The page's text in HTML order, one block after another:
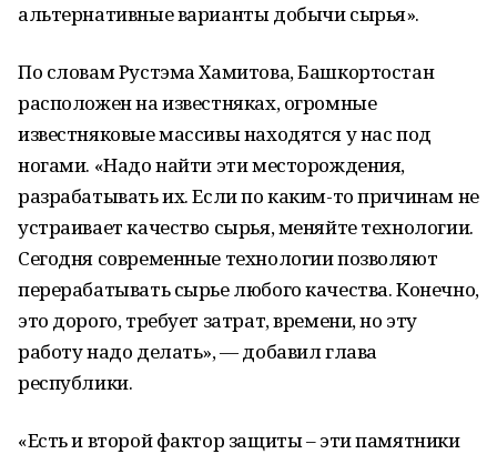
альтернативные варианты добычи сырья».
По словам Рустэма Хамитова, Башкортостан
расположен на известняках, огромные
известняковые массивы находятся у нас под
ногами. «Надо найти эти месторождения,
разрабатывать их. Если по каким-то причинам не
устраивает качество сырья, меняйте технологии.
Сегодня современные технологии позволяют
перерабатывать сырье любого качества. Конечно,
это дорого, требует затрат, времени, но эту
работу надо делать», — добавил глава
республики.
«Есть и второй фактор защиты – эти памятники